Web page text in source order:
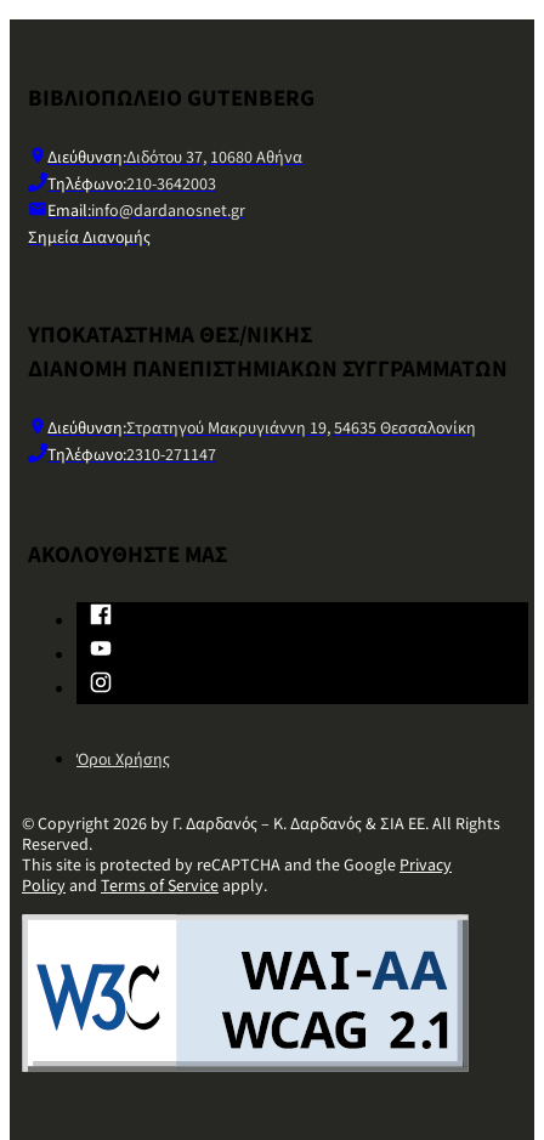
ΒΙΒΛΙΟΠΩΛΕΙΟ GUTENBERG
Διεύθυνση:Διδότου 37, 10680 Αθήνα
Τηλέφωνο:210-3642003
Email:info@dardanosnet.gr
Σημεία Διανομής
ΥΠΟΚΑΤΑΣΤΗΜΑ ΘΕΣ/ΝΙΚΗΣ
ΔΙΑΝΟΜΗ ΠΑΝΕΠΙΣΤΗΜΙΑΚΩΝ ΣΥΓΓΡΑΜΜΑΤΩΝ
Διεύθυνση:Στρατηγού Μακρυγιάννη 19, 54635 Θεσσαλονίκη
Τηλέφωνο:2310-271147
ΑΚΟΛΟΥΘΗΣΤΕ ΜΑΣ
Όροι Χρήσης
© Copyright 2026 by Γ. Δαρδανός – Κ. Δαρδανός & ΣΙΑ ΕΕ. All Rights
Reserved.
This site is protected by reCAPTCHA and the GooglePrivacy
Policyand Terms of Serviceapply.